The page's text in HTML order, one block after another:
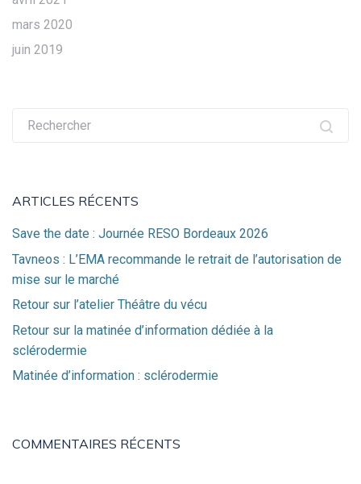
mars 2020
juin 2019
Recherche
ARTICLES RÉCENTS
Save the date : Journée RESO Bordeaux 2026
Tavneos : L’EMA recommande le retrait de l’autorisation de
mise sur le marché
Retour sur l’atelier Théâtre du vécu
Retour sur la matinée d’information dédiée à la
sclérodermie
Matinée d’information : sclérodermie
COMMENTAIRES RÉCENTS